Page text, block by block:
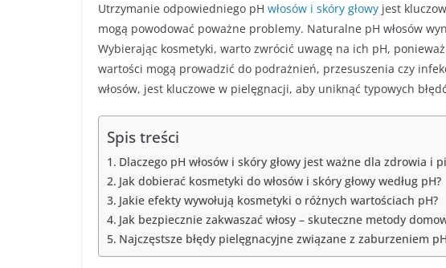
Utrzymanie odpowiedniego pH włosów i skóry głowy jest
mogą powodować poważne problemy. Naturalne pH włosów
Wybierając kosmetyki, warto zwrócić uwagę na ich pH,
wartości mogą prowadzić do podrażnień, przesuszenia czy
włosów, jest kluczowe w pielęgnacji, aby uniknąć typowych
Spis treści
Dlaczego pH włosów i skóry głowy jest ważne dla zdrowia i
Jak dobierać kosmetyki do włosów i skóry głowy według pH?
Jakie efekty wywołują kosmetyki o różnych wartościach pH?
Jak bezpiecznie zakwaszać włosy – skuteczne metody
Najczęstsze błędy pielęgnacyjne związane z zaburzeniem pH